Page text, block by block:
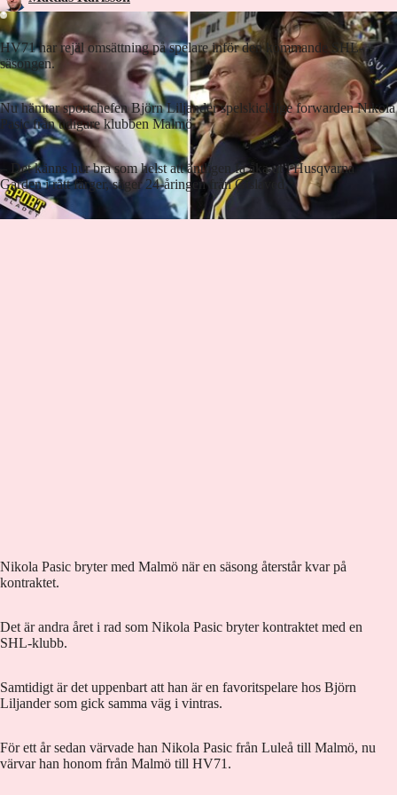
HV71 har rejäl omsättning på spelare inför den kommande SHL-
säsongen.
Nu hämtar sportchefen Björn Liljander spelskicklige forwarden Nikola
Pasic från tidigare klubben Malmö.
– Det känns hur bra som helst att äntligen få åka ut i Husqvarna
Garden i rätt färger, säger 24-åringen från Gislaved.
Nikola Pasic bryter med Malmö när en säsong återstår kvar på
kontraktet.
Det är andra året i rad som Nikola Pasic bryter kontraktet med en
SHL-klubb.
Samtidigt är det uppenbart att han är en favoritspelare hos Björn
Liljander som gick samma väg i vintras.
För ett år sedan värvade han Nikola Pasic från Luleå till Malmö, nu
värvar han honom från Malmö till HV71.